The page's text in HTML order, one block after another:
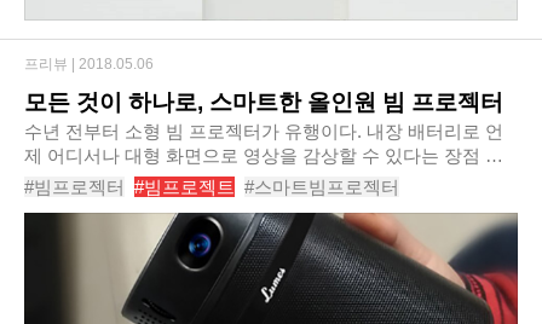
모든 것이 하나로, 스마트한 올인원 빔 프로젝터
수년 전부터 소형 빔 프로젝터가 유행이다. 내장 배터리로 언
제 어디서나 대형 화면으로 영상을 감상할 수 있다는 장점 때
문에 인기가 많은데, 야외에서 빔 프로젝터를 즐기기 위해서는
스피커도 필요하고, 전원 연결도 필요하..
#빔프로젝터 #빔프로젝트 #스마트빔프로젝터
#올인원빔프로젝터 #Lumes #소형빔프로젝터 #룸스
#룸스빔프로젝터
#휴대용빔프로젝터 #빔프로젝터추천
프리뷰 | 2018.05.06